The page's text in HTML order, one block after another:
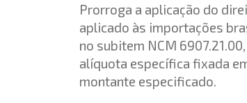
Prorroga a aplicação do
aplicado às importações
no subitem NCM
alíquota específica fixada
montante especificado.